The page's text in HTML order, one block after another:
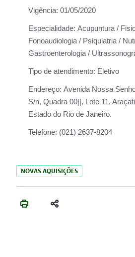
Vigência: 01/05/2020
Especialidade: Acupuntura /
Fonoaudiologia / Psiquiatria /
Gastroenterologia /
Tipo de atendimento: Eletivo
Endereço: Avenida Nossa
S/n, Quadra 00||, Lote 11,
Estado do Rio de Janeiro.
Telefone: (021) 2637-8204
NOVAS AQUISIÇÕES